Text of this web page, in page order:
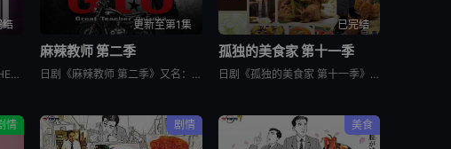
结
日剧《反英雄》又名：ANTI HERO,アンチヒーロー，讲述了：本剧超越了“律政电视剧”的框架，通过长谷川博己饰演的反英雄，向观众传达“正义到底是什么?”“被认为是世上的恶，真的是坏事吗?”，以快速的
更新至第1集
麻辣教师 第二季
日剧《麻辣教师 第二季》又名：GTO 2,GTO 続編，讲述了：故事背景设定在由大型企业出资设立的私立诚进学园。在这个推崇数字化管理、师生评价透明化的“令和教育现场”，52岁的鬼塚英吉将出任班主任。面
已完结
孤独的美食家 第十一季
日剧《孤独的美食家 第十一季》又名：孤独のグルメ Season11，讲述了：《孤独的美食家》 第11季宣布回归，定档4月3日开播。这也是继2022年10月第10季播出以来，该系列时隔三年半再次推出新一
情 剧情 美食